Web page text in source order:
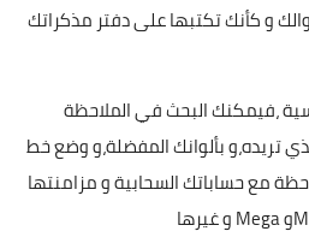
و كأنك تكتبها على دفتر مذكراتك
،فيمكنك البحث في الملاحظة
تريده،و بألوانك المفضلة،و وضع خط
مع حساباتك السحابية و مزامنتها